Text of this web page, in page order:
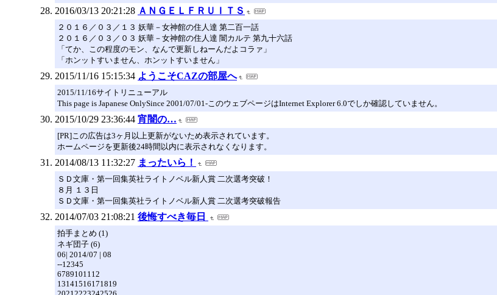
2016/03/13 20:21:28 ＡＮＧＥＬＦＲＵＩＴＳ
２０１６／０３／１３ 妖華－女神館の住人達 第二百一話
２０１６／０３／０３ 妖華－女神館の住人達 闇カルテ 第九十六話
「てか、この程度のモン、なんで更新しねーんだよコラァ」
「ホンットすいません、ホンットすいません」
2015/11/16 15:15:34 ようこそCAZの部屋へ
2015/11/16サイトリニューアル
This page is Japanese OnlySince 2001/07/01-このウェブページはInternet Explorer 6.0でしか確認していません。
2015/10/29 23:36:44 宵闇の…
[PR]この広告は3ヶ月以上更新がないため表示されています。
ホームページを更新後24時間以内に表示されなくなります。
2014/08/13 11:32:27 まったいら！
ＳＤ文庫・第一回集英社ライトノベル新人賞 二次選考突破！
８月 １３日
ＳＤ文庫・第一回集英社ライトノベル新人賞 二次選考突破報告
2014/07/03 21:08:21 後悔すべき毎日
拍手まとめ (1)
ネギ団子 (6)
06| 2014/07 | 08
--12345
6789101112
13141516171819